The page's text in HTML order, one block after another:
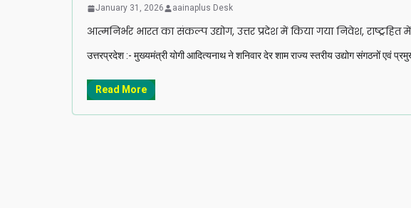
January 31, 2026 aainaplus Desk
आत्मनिर्भर भारत का संकल्प उद्योग, उत्तर प्रदेश में किया गया निवेश, राष्ट्रहित
उत्तरप्रदेश :- मुख्यमंत्री योगी आदित्यनाथ ने शनिवार देर शाम राज्य स्तरीय उद्योग संगठनों एवं
Read More